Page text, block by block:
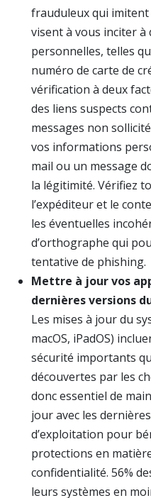
frauduleux qui
visent à vous inciter
personnelles, telles
numéro de carte de
vérification à deux
des liens suspects
messages non
vos informations
mail ou un message
la légitimité. Vérifiez
l’expéditeur et le
les éventuelles
d’orthographe qui
tentative de phishing.
Mettre à jour vos
dernières versions
Les mises à jour du
macOS, iPadOS)
sécurité importants
découvertes par les
donc essentiel de
jour avec les
d’exploitation pour
protections en
confidentialité. 56%
leurs systèmes en